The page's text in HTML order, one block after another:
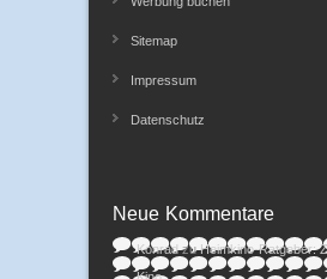
Sitemap
Impressum
Datenschutz
Neue Kommentare
KonradzuHeimkino-Ratgeber: